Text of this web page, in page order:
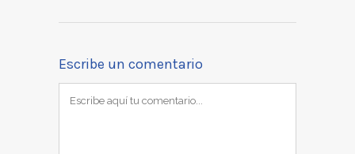
Escribe un comentario